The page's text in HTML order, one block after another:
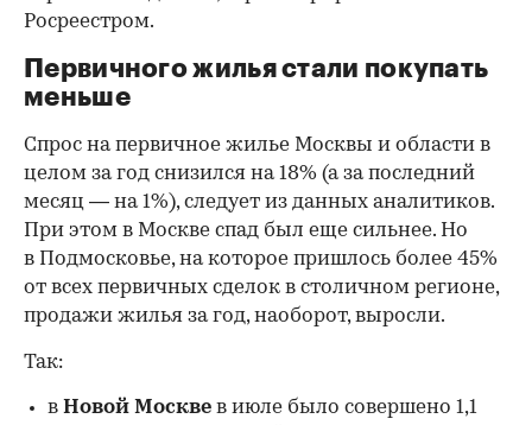
Росреестром.
Первичного жилья стали покупать
меньше
Спрос на первичное жилье Москвы и области в
целом за год снизился на 18% (а за последний
месяц — на 1%), следует из данных аналитиков.
При этом в Москве спад был еще сильнее. Но
в Подмосковье, на которое пришлось более 45%
от всех первичных сделок в столичном регионе,
продажи жилья за год, наоборот, выросли.
Так:
в Новой Москве в июле было совершено 1,1